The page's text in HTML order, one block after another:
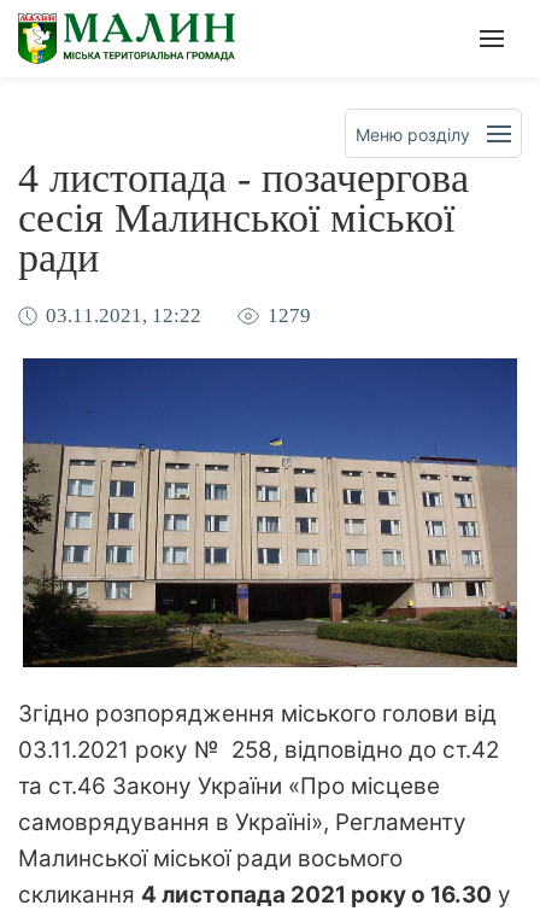
Офіційна сторінка
Меню розділу
4 листопада - позачергова
сесія Малинської міської
ради
03.11.2021, 12:22 1279
Згідно розпорядження міського голови від
03.11.2021 року № 258, відповідно до ст.42
та ст.46 Закону України «Про місцеве
самоврядування в Україні», Регламенту
Малинської міської ради восьмого
скликання 4 листопада 2021 року о 16.30 у